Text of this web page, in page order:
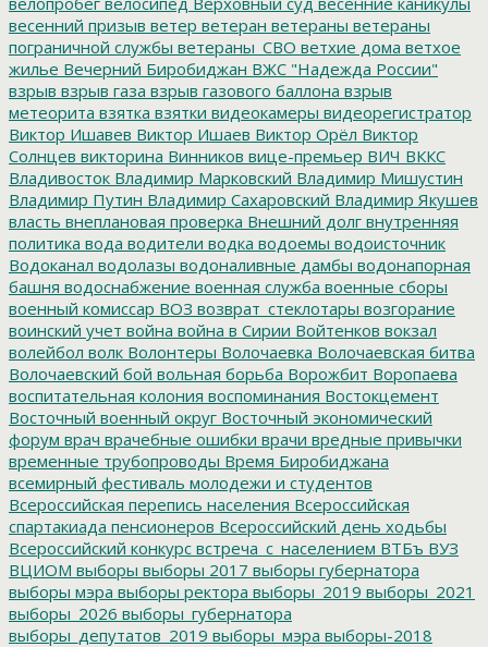
весенний призыв ветер ветеран ветераны ветераны
пограничной службы ветераны_СВО ветхие дома ветхое
жилье Вечерний Биробиджан ВЖС "Надежда России"
взрыв взрыв газа взрыв газового баллона взрыв
метеорита взятка взятки видеокамеры видеорегистратор
Виктор Ишавев Виктор Ишаев Виктор Орёл Виктор
Солнцев викторина Винников вице-премьер ВИЧ ВККС
Владивосток Владимир Марковский Владимир Мишустин
Владимир Путин Владимир Сахаровский Владимир Якушев
власть внеплановая проверка Внешний долг внутренняя
политика вода водители водка водоемы водоисточник
Водоканал водолазы водоналивные дамбы водонапорная
башня водоснабжение военная служба военные сборы
военный комиссар ВОЗ возврат_стеклотары возгорание
воинский учет война война в Сирии Войтенков вокзал
волейбол волк Волонтеры Волочаевка Волочаевская битва
Волочаевский бой вольная борьба Ворожбит Воропаева
воспитательная колония воспоминания Востокцемент
Восточный военный округ Восточный экономический
форум врач врачебные ошибки врачи вредные привычки
временные трубопроводы Время Биробиджана
всемирный фестиваль молодежи и студентов
Всероссийская перепись населения Всероссийская
спартакиада пенсионеров Всероссийский день ходьбы
Всероссийский конкурс встреча_с_населением ВТБъ ВУЗ
ВЦИОМ выборы выборы 2017 выборы губернатора
выборы мэра выборы ректора выборы_2019 выборы_2021
выборы_2026 выборы_губернатора
выборы_депутатов_2019 выборы_мэра выборы-2018